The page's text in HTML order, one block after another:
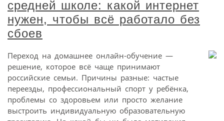
средней школе: какой интернет
нужен, чтобы всё работало без
сбоев
Переход на домашнее онлайн-обучение —
решение, которое всё чаще принимают
российские семьи. Причины разные: частые
переезды, профессиональный спорт у ребёнка,
проблемы со здоровьем или просто желание
выстроить индивидуальную образовательную